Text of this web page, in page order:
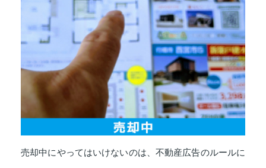
売却中にやってはいけないのは、不動産広告のルールに